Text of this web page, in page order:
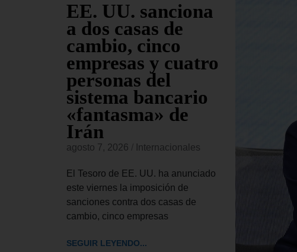
EE. UU. sanciona
a dos casas de
cambio, cinco
empresas y cuatro
personas del
sistema bancario
«fantasma» de
Irán
agosto 7, 2026 Internacionales
El Tesoro de EE. UU. ha anunciado
este viernes la imposición de
sanciones contra dos casas de
cambio, cinco empresas
SEGUIR LEYENDO...
El
Blanca
agosto 7,
El Tribunal
UU. ha
el
pedir la
SEGUIR